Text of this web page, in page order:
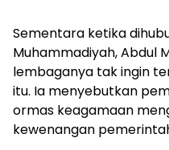
Sementara ketika
Muhammadiyah, Abdul
lembaganya tak ingin
itu. Ia menyebutkan
ormas keagamaan
kewenangan